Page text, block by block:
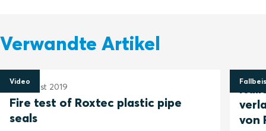
Verwandte Artikel
Video
16 August 2019
Fire test of Roxtec plastic pipe
seals
von